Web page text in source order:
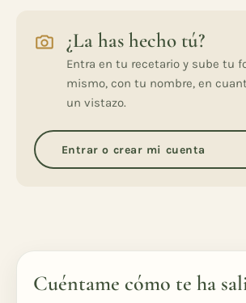
¿La has hecho tú?
Entra en tu recetario y sube tu
mismo, con tu nombre, en
un vistazo.
Entrar o crear mi cuenta
Cuéntame cómo te ha